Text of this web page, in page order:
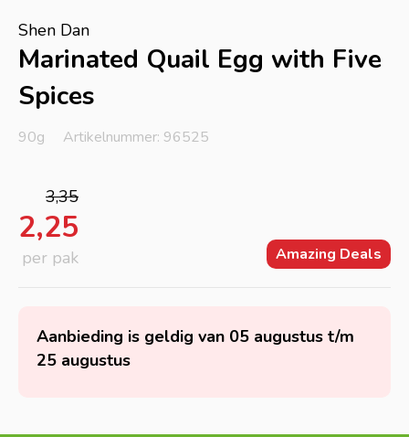
Shen Dan
Marinated Quail Egg with Five
Spices
90g Artikelnummer: 96525
3,35
2,25
per pak Amazing Deals
Aanbieding is geldig van 05 augustus t/m
25 augustus